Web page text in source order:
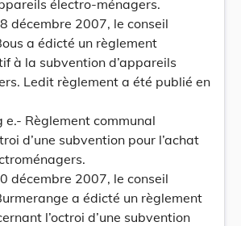
électro-ménagers.
décembre 2007, le conseil
a édicté un règlement
à la subvention d’appareils
Ledit règlement a été publié en
e.- Règlement communal
d’une subvention pour l’achat
décembre 2007, le conseil
a édicté un règlement
l’octroi d’une subvention